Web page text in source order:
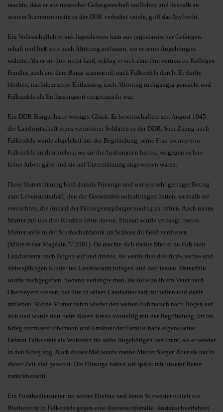
machte, dass er aus russischer Gefangenschaft entflohen und deshalb an
seinem Stammwohnsitz in der DDR verhaftet würde, griff das Asylrecht.
Ein Volksschullehrer aus Jugoslawien kam aus jugoslawischer Gefangen­
schaft und ließ sich nach Altötting entlassen, wo er seine Angehörigen
wähnte. Als er sie dort nicht fand, schlug er sich zum ihm vertrauten Kollegen
Fendler, auch aus dem Banat stammend, nach Falkenfels durch. Er durfte
bleiben, nachdem seine Entlassung nach Altötting rückgängig gemacht und
Falkenfels als Entlassungsort eingetauscht war.
Ein DDR-Bürger hatte weniger Glück. Er bewirtschaftete seit August 1945
die Landwirtschaft eines vermissten Soldaten in der DDR. Sein Zuzug nach
Falkenfels wurde abgelehnt mit der Begründung, seine Frau könnte von
Falkenfels zu ihm ziehen, wo sie ihr Auskommen hätten, wogegen es hier
keine Arbeit gäbe und sie auf Unterstützung angewiesen wären.
Diese Unterstützung hieß damals Fürsorge und war ein sehr geringer Betrag
zum Lebensunterhalt, den die Gemeinden aufzubringen hatten, weshalb sie
versuchten, die Anzahl der Fürsorgeempfänger niedrig zu halten. Auch meine
Mutter mit uns drei Kindern lebte davon. Einmal wurde verlangt, meine
Mutter solle in der Strohschuhfabrik im Schloss ihr Geld verdienen
(Mitterfelser Magazin 7/ 2001). Da machte sich meine Mutter zu Fuß zum
Landratsamt nach Bogen auf und drohte, sie werde ihre drei fünf-, sechs- und
siebenjährigen Kinder ins Landratsamt bringen und dort lassen. Daraufhin
wurde nachgegeben. Sodann verlangte man, sie solle zu ihrem Vater nach
Oberbayern ziehen, bei ihm in seiner Landwirtschaft mithelfen und dafür
mitleben. Meine Mutter nahm wieder den weiten Fußmarsch nach Bogen auf
sich und wurde dort beim Roten Kreuz vorstellig mit der Begründung, ihr im
Krieg vermisster Ehemann und Ernährer der Familie habe eigens seine
Heimat Falkenfels als Wohnsitz für seine Angehörigen bestimmt, als er wieder
in den Krieg zog. Auch dieses Mal wurde meine Mutter Sieger. Aber sie hat in
dieser Zeit viel geweint. Die Fürsorge haben wir später mit unserer Rente
zurückbezahlt.
Ein Forstbediensteter mit seiner Ehefrau und deren Schwester erhielt ein
Bleiberecht in Falkenfels gegen eine Austauschfamilie. Austauschverfahren